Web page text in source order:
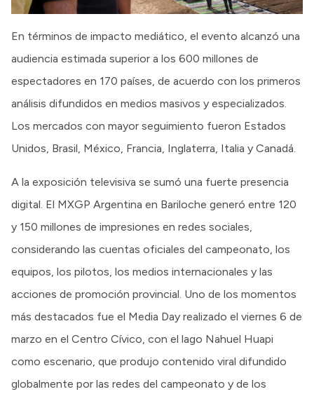
En términos de impacto mediático, el evento alcanzó una
audiencia estimada superior a los 600 millones de
espectadores en 170 países, de acuerdo con los primeros
análisis difundidos en medios masivos y especializados.
Los mercados con mayor seguimiento fueron Estados
Unidos, Brasil, México, Francia, Inglaterra, Italia y Canadá.
A la exposición televisiva se sumó una fuerte presencia
digital. El MXGP Argentina en Bariloche generó entre 120
y 150 millones de impresiones en redes sociales,
considerando las cuentas oficiales del campeonato, los
equipos, los pilotos, los medios internacionales y las
acciones de promoción provincial. Uno de los momentos
más destacados fue el Media Day realizado el viernes 6 de
marzo en el Centro Cívico, con el lago Nahuel Huapi
como escenario, que produjo contenido viral difundido
globalmente por las redes del campeonato y de los